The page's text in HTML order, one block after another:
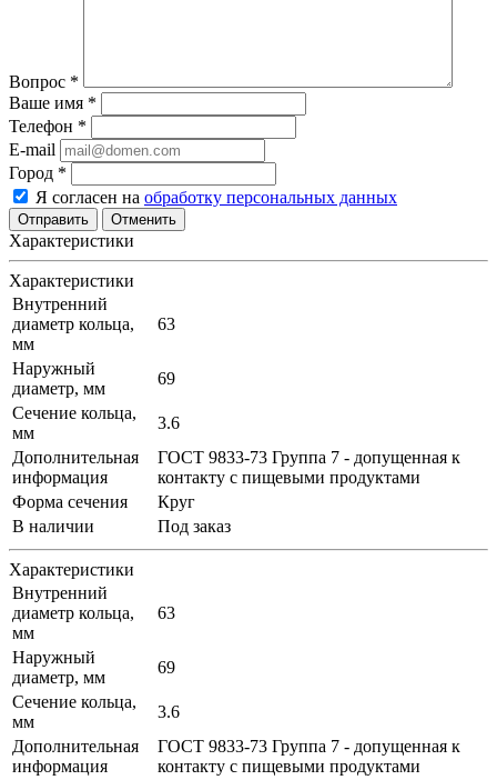
Вопрос *
Ваше имя *
Телефон *
E-mail
Город *
Я согласен на обработку персональных данных
Отменить
Характеристики
Характеристики
Внутренний
диаметр кольца,
мм
63
Наружный
диаметр, мм
69
Сечение кольца,
мм
3.6
Дополнительная
информация
ГОСТ 9833-73 Группа 7 - допущенная к
контакту с пищевыми продуктами
Форма сечения
Круг
В наличии
Под заказ
Характеристики
Внутренний
диаметр кольца,
мм
63
Наружный
диаметр, мм
69
Сечение кольца,
мм
3.6
Дополнительная
информация
ГОСТ 9833-73 Группа 7 - допущенная к
контакту с пищевыми продуктами